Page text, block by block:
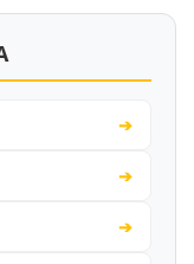
➔
➔
➔